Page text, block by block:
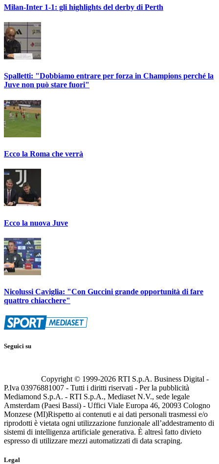
Milan-Inter 1-1: gli highlights del derby di Perth
Spalletti: "Dobbiamo entrare per forza in Champions perché la
Juve non può stare fuori"
Ecco la Roma che verrà
Ecco la nuova Juve
Nicolussi Caviglia: "Con Guccini grande opportunità di fare
quattro chiacchere"
Seguici su
Copyright © 1999-2026 RTI S.p.A. Business Digital -
P.Iva 03976881007 - Tutti i diritti riservati - Per la pubblicità
Mediamond S.p.A. - RTI S.p.A., Mediaset N.V., sede legale
Amsterdam (Paesi Bassi) - Uffici Viale Europa 46, 20093 Cologno
Monzese (MI)Rispetto ai contenuti e ai dati personali trasmessi e/o
riprodotti è vietata ogni utilizzazione funzionale all’addestramento di
sistemi di intelligenza artificiale generativa. È altresì fatto divieto
espresso di utilizzare mezzi automatizzati di data scraping.
Legal